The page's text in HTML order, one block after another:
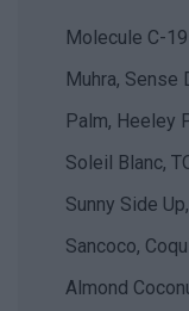
Molecule C-
Muhra, Sense
Palm, Heeley
Soleil Blanc,
Sunny Side
Sancoco,
Almond